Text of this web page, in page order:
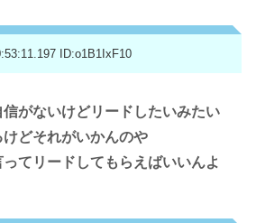
ID:o1B1IxF10
がないけどリードしたいみたい
どそれがいかんのや
てリードしてもらえばいいんよ